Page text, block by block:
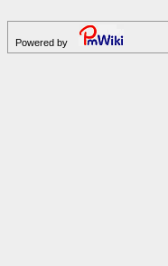
Powered by